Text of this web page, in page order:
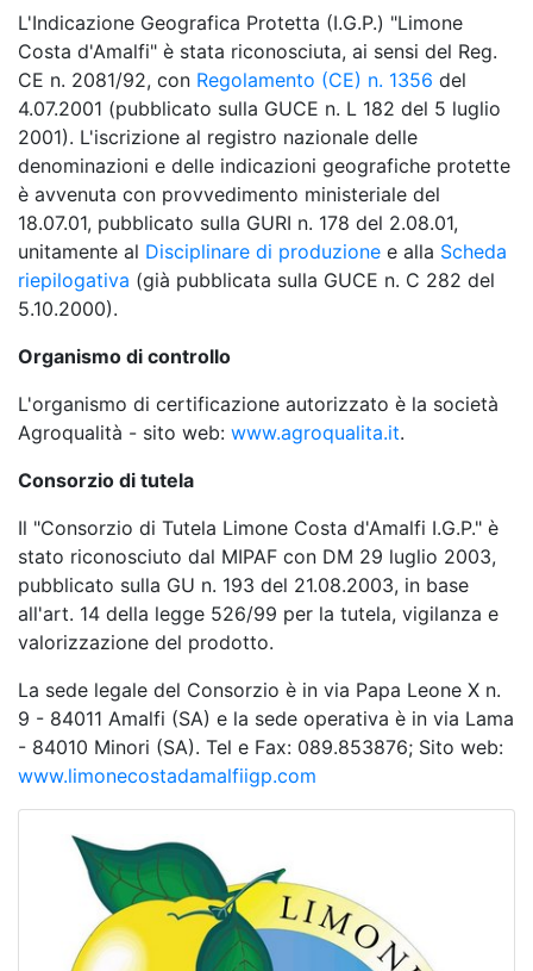
L'Indicazione Geografica Protetta (I.G.P.) "Limone
Costa d'Amalfi" è stata riconosciuta, ai sensi del Reg.
CE n. 2081/92, con Regolamento (CE) n. 1356 del
4.07.2001 (pubblicato sulla GUCE n. L 182 del 5 luglio
2001). L'iscrizione al registro nazionale delle
denominazioni e delle indicazioni geografiche protette
è avvenuta con provvedimento ministeriale del
18.07.01, pubblicato sulla GURI n. 178 del 2.08.01,
unitamente al Disciplinare di produzione e alla Scheda
riepilogativa (già pubblicata sulla GUCE n. C 282 del
5.10.2000).
Organismo di controllo
L'organismo di certificazione autorizzato è la società
Agroqualità - sito web: www.agroqualita.it.
Consorzio di tutela
Il "Consorzio di Tutela Limone Costa d'Amalfi I.G.P." è
stato riconosciuto dal MIPAF con DM 29 luglio 2003,
pubblicato sulla GU n. 193 del 21.08.2003, in base
all'art. 14 della legge 526/99 per la tutela, vigilanza e
valorizzazione del prodotto.
La sede legale del Consorzio è in via Papa Leone X n.
9 - 84011 Amalfi (SA) e la sede operativa è in via Lama
- 84010 Minori (SA). Tel e Fax: 089.853876; Sito web:
www.limonecostadamalfiigp.com